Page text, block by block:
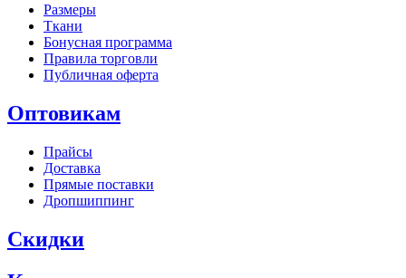
Размеры
Ткани
Бонусная программа
Правила торговли
Публичная оферта
Оптовикам
Прайсы
Доставка
Прямые поставки
Дропшиппинг
Скидки